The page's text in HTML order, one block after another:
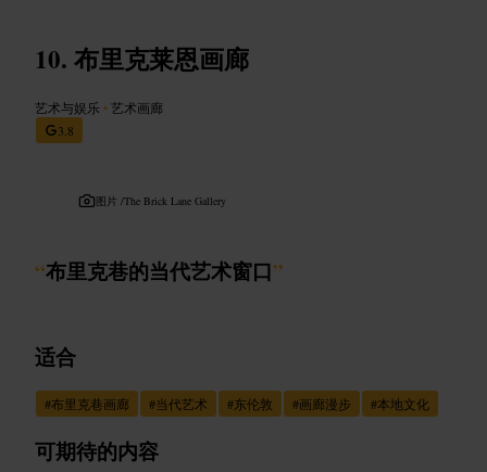
布里克莱恩画廊
艺术与娱乐 • 艺术画廊
3.8
图片 /The Brick Lane Gallery
“布里克巷的当代艺术窗口”
适合
#布里克巷画廊 #当代艺术 #东伦敦 #画廊漫步 #本地文化
可期待的内容